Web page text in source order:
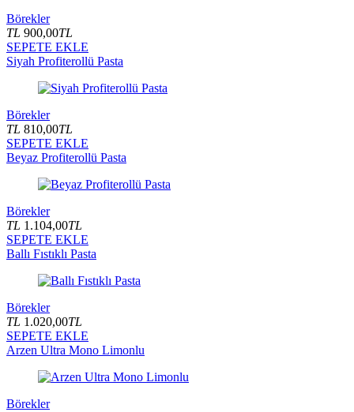
Börekler
TL 900,00TL
SEPETE EKLE
Siyah Profiterollü Pasta
Börekler
TL 810,00TL
SEPETE EKLE
Beyaz Profiterollü Pasta
Börekler
TL 1.104,00TL
SEPETE EKLE
Ballı Fıstıklı Pasta
Börekler
TL 1.020,00TL
SEPETE EKLE
Arzen Ultra Mono Limonlu
Börekler